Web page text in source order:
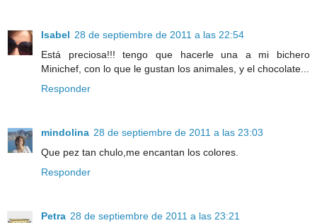
Isabel 28 de septiembre de 2011 a las 22:54
Está preciosa!!! tengo que hacerle una a mi bichero
Minichef, con lo que le gustan los animales, y el chocolate...
Responder
mindolina 28 de septiembre de 2011 a las 23:03
Que pez tan chulo,me encantan los colores.
Responder
Petra 28 de septiembre de 2011 a las 23:21